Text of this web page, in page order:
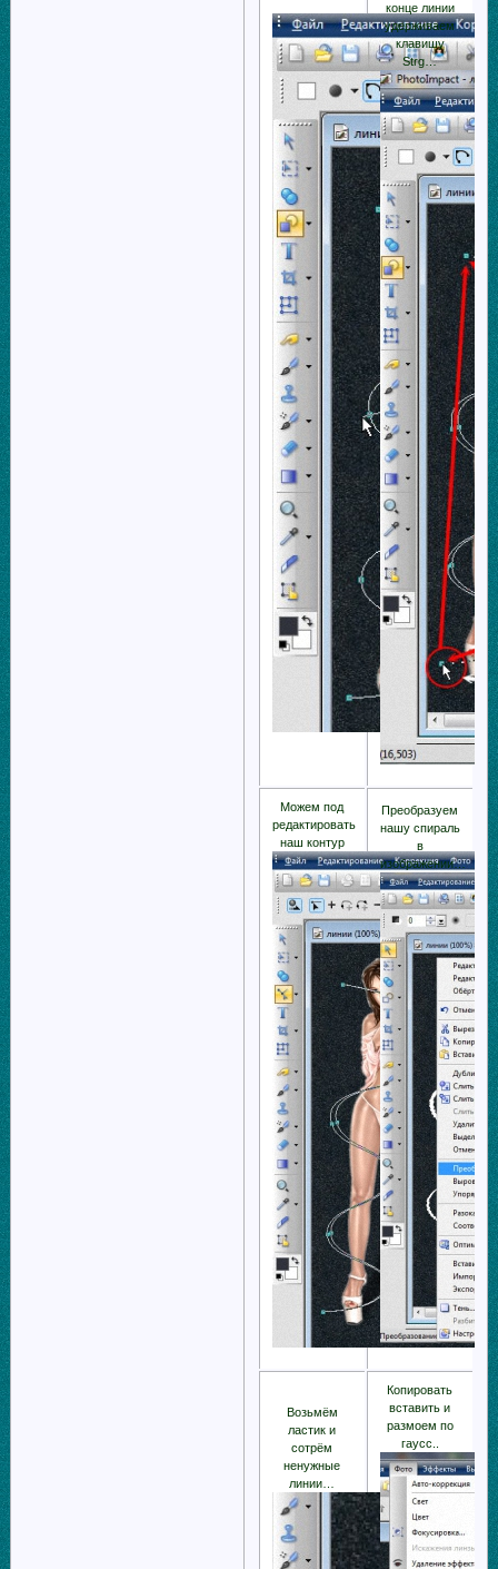
конце линии
удерживаем
клавишу
Strg…
Можем под
редактировать
наш контур
Преобразуем
нашу спираль
в
изображении…
Возьмём
ластик и
сотрём
ненужные
линии…
Копировать
вставить и
размоем по
гаусс..